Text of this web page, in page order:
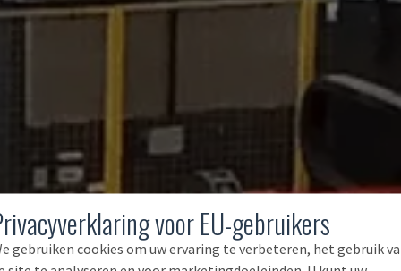
voor EU-gebruikers
gebruiken cookies om uw ervaring te verbeteren, het gebruik